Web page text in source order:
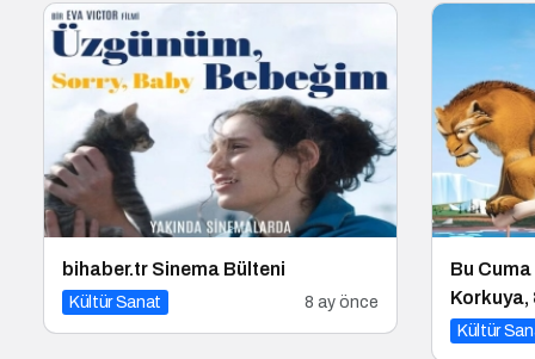
bihaber.tr Sinema Bülteni
Kültür Sanat 8 ay önce
Bu
Korkuya,
Kültür